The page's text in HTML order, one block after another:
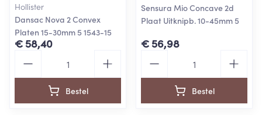
Hollister
Dansac Nova 2 Convex
Platen 15-30mm 5 1543-15
€ 58,40
Bestel
Sensura Mio Concave 2d
Plaat Uitknipb. 10-45mm 5
€ 56,98
Bestel